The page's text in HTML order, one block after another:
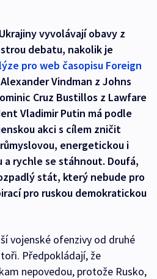
vyvolávají obavy z
debatu, nakolik je
pro web časopisu Foreign
Vindman z Johns
Cruz Bustillos z Lawfare
Vladimir Putin má podle
akci s cílem zničit
energetickou i
rychle se stáhnout. Doufá,
stát, který nebude pro
pro ruskou demokratickou
vojenské ofenzivy od druhé
Předpokládají, že
nepovedou, protože Rusko,